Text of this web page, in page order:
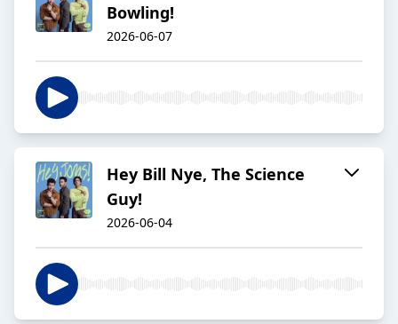
Bowling!
2026-06-07
Hey Bill Nye, The Science
Guy!
2026-06-04